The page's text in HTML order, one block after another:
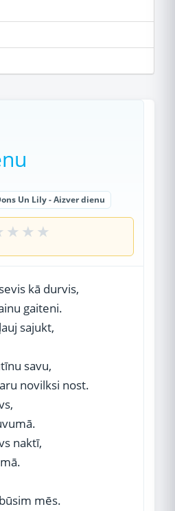
Un Lily - Aizver dienu
★ ★ ★
kā durvis,
gaiteni.
sajukt,
savu,
novilksi nost.
naktī,
mēs.